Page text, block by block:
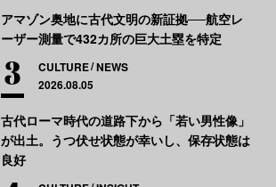
アマゾン奥地に古代文明の新証拠──航空レ
ーザー測量で432カ所の巨大土塁を特定
CULTURE NEWS
2026.08.05
古代ローマ時代の道路下から「若い男性像」
が出土。うつ伏せ状態が幸いし、保存状態は
良好